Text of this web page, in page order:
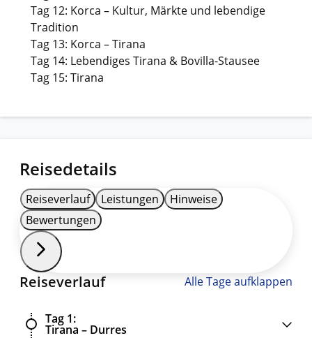
Tag 12: Korca – Kultur, Märkte und lebendige
Tradition
Tag 13: Korca – Tirana
Tag 14: Lebendiges Tirana & Bovilla-Stausee
Tag 15: Tirana
Reisedetails
Reiseverlauf Leistungen
Hinweise
Bewertungen
Reiseverlauf Alle Tage aufklappen
Tag 1
Tirana – Durres